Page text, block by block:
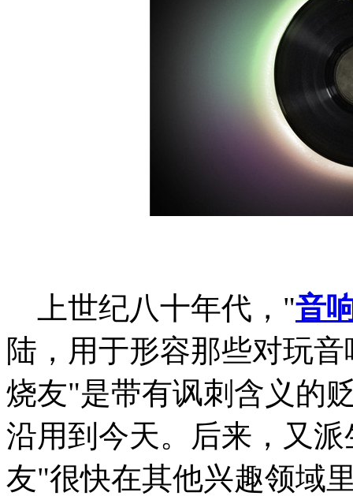
上世纪八十年代，"音
陆，用于形容那些对玩
烧友"是带有讽刺含义的
沿用到今天。后来，又
友"很快在其他兴趣领域